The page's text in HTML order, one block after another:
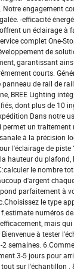
engagement
-efficacité
un éclairage
complet One-
de
garantissant
courts.
de rail de
BREE Lighting
dont plus de 10
Dans notre
permet un
à la précision
l'éclairage de
hauteur du
le nombre
d'argent
parfaitement à
le type
numéros
mais
à tester
semaines.
3-5 jours pour
sur l'échantillon